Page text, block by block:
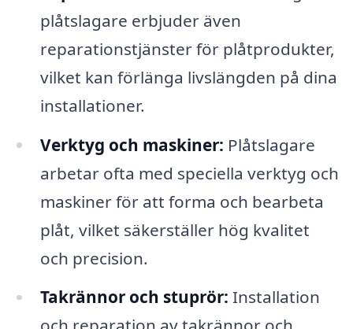
plåtslagare erbjuder även
reparationstjänster för plåtprodukter,
vilket kan förlänga livslängden på dina
installationer.
Verktyg och maskiner: Plåtslagare
arbetar ofta med speciella verktyg och
maskiner för att forma och bearbeta
plåt, vilket säkerställer hög kvalitet
och precision.
Takrännor och stuprör: Installation